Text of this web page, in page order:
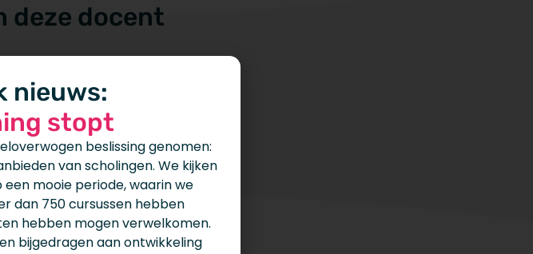
deze docent
nieuws:
stopt
beslissing genomen:
van scholingen. We kijken
mooie periode, waarin we
dan 750 cursussen hebben
hebben mogen verwelkomen.
bijgedragen aan ontwikkeling